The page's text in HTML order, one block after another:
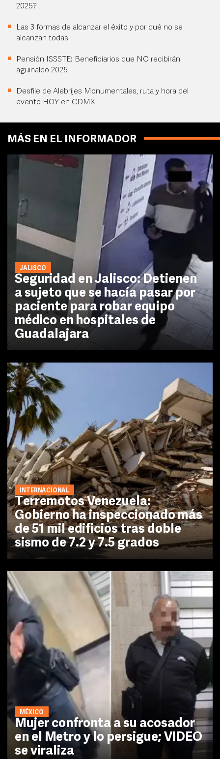
2025?
Las 3 formas de alcanzar el éxito y por qué no se
alcanzan todas
Pensión ISSSTE: Beneficiarios que NO recibirán
aguinaldo 2025
Desfile de Alebrijes Monumentales, ruta y hora del
evento HOY en CDMX
MÁS EN EL INFORMADOR
JALISCO
Seguridad en Jalisco: Detienen
a sujeto que se hacía pasar por
paciente para robar equipo
médico en hospitales de
Guadalajara
INTERNACIONAL
Terremotos Venezuela:
Gobierno ha inspeccionado más
de 51 mil edificios tras doble
sismo de 7.2 y 7.5 grados
MÉXICO
Mujer confronta a su acosador
en el Metro y lo persigue; VIDEO
se viraliza